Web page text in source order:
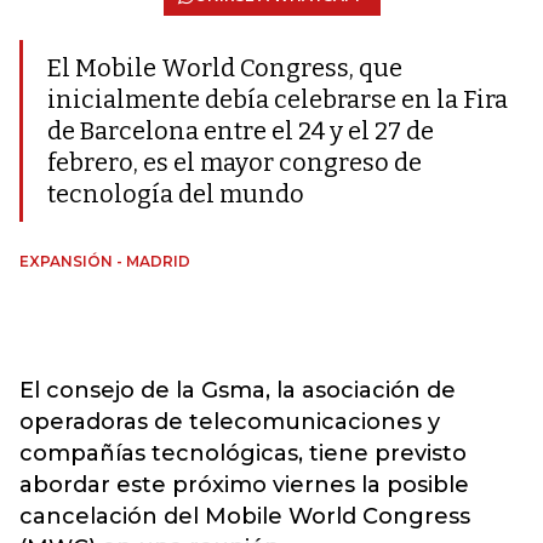
El Mobile World Congress, que
inicialmente debía celebrarse en la Fira
de Barcelona entre el 24 y el 27 de
febrero, es el mayor congreso de
tecnología del mundo
EXPANSIÓN - MADRID
El consejo de la Gsma, la asociación de
operadoras de telecomunicaciones y
compañías tecnológicas, tiene previsto
abordar este próximo viernes la posible
cancelación del Mobile World Congress